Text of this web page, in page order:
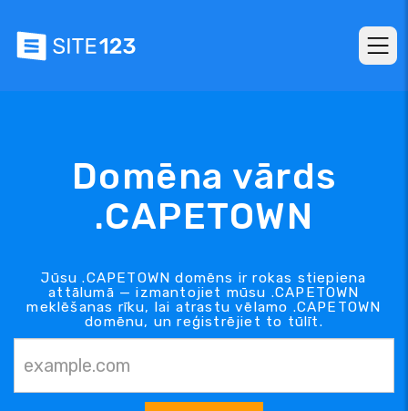
Domēna vārds
.CAPETOWN
Jūsu .CAPETOWN domēns ir rokas stiepiena
attālumā — izmantojiet mūsu .CAPETOWN
meklēšanas rīku, lai atrastu vēlamo .CAPETOWN
domēnu, un reģistrējiet to tūlīt.